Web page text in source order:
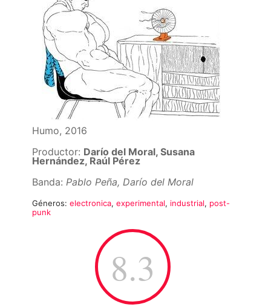
Humo, 2016
Productor: Darío del Moral, Susana
Hernández, Raúl Pérez
Banda: Pablo Peña, Darío del Moral
Géneros: electronica, experimental, industrial, post-
punk
8.3